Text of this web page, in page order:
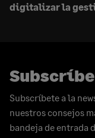
digitalizar la
Subscríbete a la
nuestros consejos
bandeja de entrada